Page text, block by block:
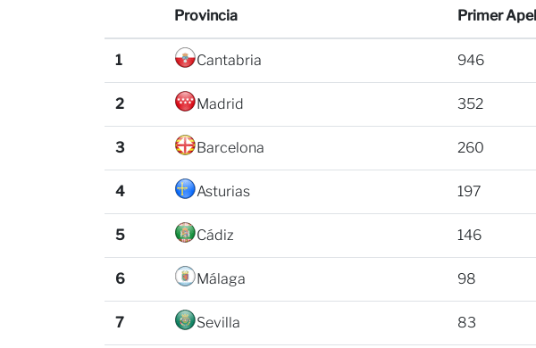
Provincia Primer
1 Cantabria 946
2 Madrid 352
3 Barcelona 260
4 Asturias 197
5 Cádiz 146
6 Málaga 98
7 Sevilla 83